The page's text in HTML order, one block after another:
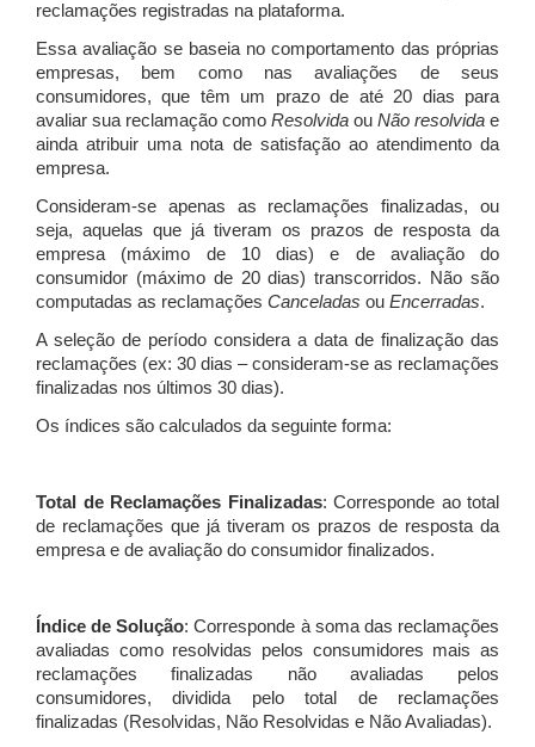
reclamações registradas na plataforma.
Essa avaliação se baseia no comportamento das próprias
empresas, bem como nas avaliações de seus
consumidores, que têm um prazo de até 20 dias para
avaliar sua reclamação como Resolvida ou Não resolvida e
ainda atribuir uma nota de satisfação ao atendimento da
empresa.
Consideram-se apenas as reclamações finalizadas, ou
seja, aquelas que já tiveram os prazos de resposta da
empresa (máximo de 10 dias) e de avaliação do
consumidor (máximo de 20 dias) transcorridos. Não são
computadas as reclamações Canceladas ou Encerradas.
A seleção de período considera a data de finalização das
reclamações (ex: 30 dias – consideram-se as reclamações
finalizadas nos últimos 30 dias).
Os índices são calculados da seguinte forma:
Total de Reclamações Finalizadas: Corresponde ao total
de reclamações que já tiveram os prazos de resposta da
empresa e de avaliação do consumidor finalizados.
Índice de Solução: Corresponde à soma das reclamações
avaliadas como resolvidas pelos consumidores mais as
reclamações finalizadas não avaliadas pelos
consumidores, dividida pelo total de reclamações
finalizadas (Resolvidas, Não Resolvidas e Não Avaliadas).